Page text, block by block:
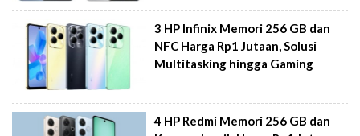
3 HP Infinix Memori 256 GB dan
NFC Harga Rp1 Jutaan, Solusi
Multitasking hingga Gaming
4 HP Redmi Memori 256 GB dan